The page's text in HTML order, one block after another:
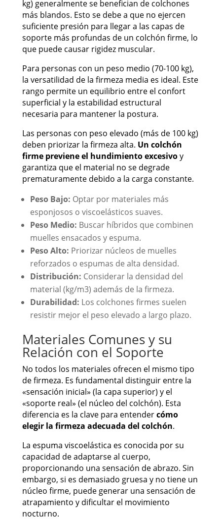
kg) generalmente se benefician de colchones
más blandos. Esto se debe a que no ejercen
suficiente presión para llegar a las capas de
soporte más profundas de un colchón firme, lo
que puede causar rigidez muscular.
Para personas con un peso medio (70-100 kg),
la versatilidad de la firmeza media es ideal. Este
rango permite un equilibrio entre el confort
superficial y la estabilidad estructural
necesaria para mantener la postura.
Las personas con peso elevado (más de 100 kg)
deben priorizar la firmeza alta. Un colchón
firme previene el hundimiento excesivoy
garantiza que el material no se degrade
prematuramente debido a la carga constante.
Peso Bajo: Optar por materiales más
esponjosos o viscoelásticos suaves.
Peso Medio: Buscar híbridos que combinen
muelles ensacados y espuma.
Peso Alto: Priorizar núcleos de muelles
reforzados o espumas de alta densidad.
Distribución: Considerar la densidad del
material (kg/m3) además de la firmeza.
Durabilidad: Los colchones firmes suelen
resistir mejor el peso elevado a largo plazo.
Materiales Comunes y su
Relación con el Soporte
No todos los materiales ofrecen el mismo tipo
de firmeza. Es fundamental distinguir entre la
«sensación inicial» (la capa superior) y el
«soporte real» (el núcleo del colchón). Esta
diferencia es la clave para entendercómo
elegir la firmeza adecuada del colchón.
La espuma viscoelástica es conocida por su
capacidad de adaptarse al cuerpo,
proporcionando una sensación de abrazo. Sin
embargo, si es demasiado gruesa y no tiene un
núcleo firme, puede generar una sensación de
atrapamiento y dificultar el movimiento
nocturno.